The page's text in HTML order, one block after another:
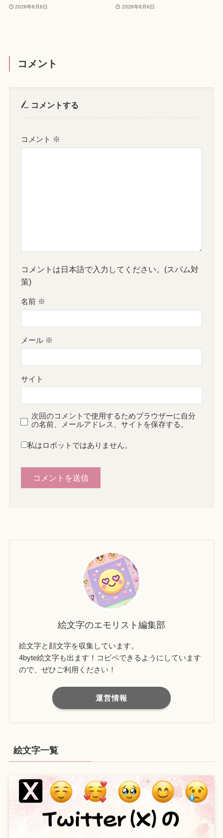
2026年8月6日 2026年8月6日
コメント
コメントする
コメント ※
コメントは日本語で入力してください。(スパム対
策)
名前 ※
メール ※
サイト
次回のコメントで使用するためブラウザーに自分
の名前、メールアドレス、サイトを保存する。
私はロボットではありません。
絵文字のエモリスト編集部
絵文字と顔文字を収集しています。
4byte絵文字も出ます！コピペできるようにしています
ので、ぜひご利用ください！
運営情報
絵文字一覧